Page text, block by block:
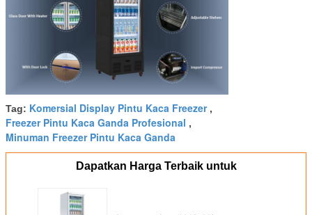
Tag: Komersial Display Pintu Kaca Freezer,
Freezer Pintu Kaca Ganda Profesional ,
Minuman Freezer Pintu Kaca Ganda
Dapatkan Harga Terbaik untuk